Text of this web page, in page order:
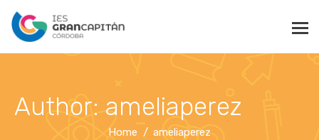
Author: ameliaperez
Home ameliaperez